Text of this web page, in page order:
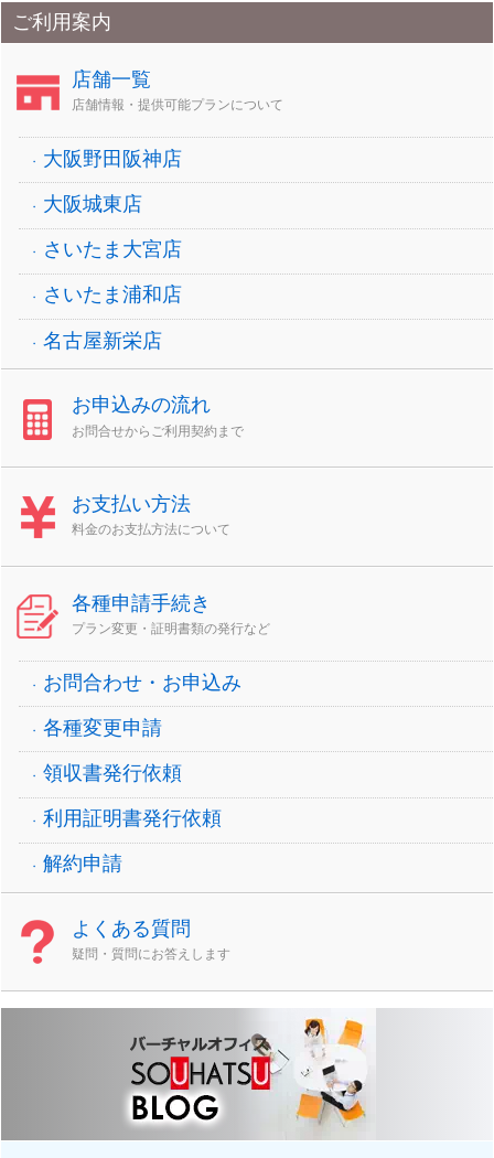
ご利用案内
店舗一覧
店舗情報・提供可能プランについて
大阪野田阪神店
大阪城東店
さいたま大宮店
さいたま浦和店
名古屋新栄店
お申込みの流れ
お問合せからご利用契約まで
お支払い方法
料金のお支払方法について
各種申請手続き
プラン変更・証明書類の発行など
お問合わせ・お申込み
各種変更申請
領収書発行依頼
利用証明書発行依頼
解約申請
よくある質問
疑問・質問にお答えします